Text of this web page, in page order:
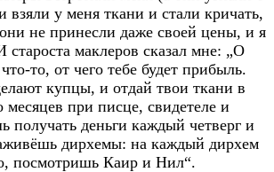
у меня ткани и стали кричать,
не принесли даже своей цены, и я
староста маклеров сказал мне: „О
то, от чего тебе будет прибыль.
купцы, и отдай твои ткани в
месяцев при писце, свидетеле и
получать деньги каждый четверг и
дирхемы: на каждый дирхем
посмотришь Каир и Нил“.